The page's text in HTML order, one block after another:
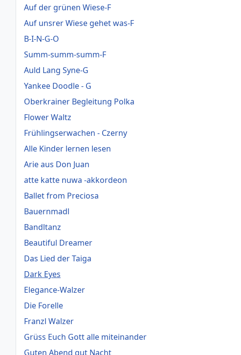
Auf der grünen Wiese-F
Auf unsrer Wiese gehet was-F
B-I-N-G-O
Summ-summ-summ-F
Auld Lang Syne-G
Yankee Doodle - G
Oberkrainer Begleitung Polka
Flower Waltz
Frühlingserwachen - Czerny
Alle Kinder lernen lesen
Arie aus Don Juan
atte katte nuwa -akkordeon
Ballet from Preciosa
Bauernmadl
Bandltanz
Beautiful Dreamer
Das Lied der Taiga
Dark Eyes
Elegance-Walzer
Die Forelle
Franzl Walzer
Grüss Euch Gott alle miteinander
Guten Abend gut Nacht